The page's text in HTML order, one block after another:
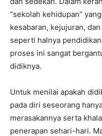
“sekolah kehidupan”
kesabaran, kejujuran,
seperti halnya
proses ini sangat
didiknya.
Untuk menilai apakah
pada diri seseorang
merasakannya serta
penerapan sehari-hari.